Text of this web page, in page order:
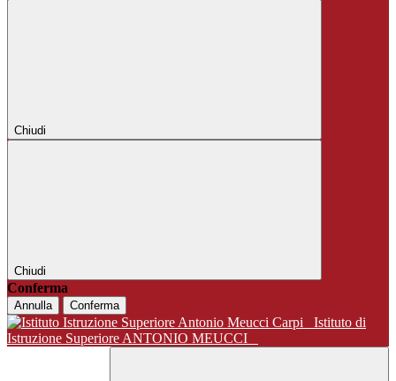
Chiudi
Chiudi
Conferma
Annulla Conferma
Istituto di
Istruzione Superiore ANTONIO MEUCCI